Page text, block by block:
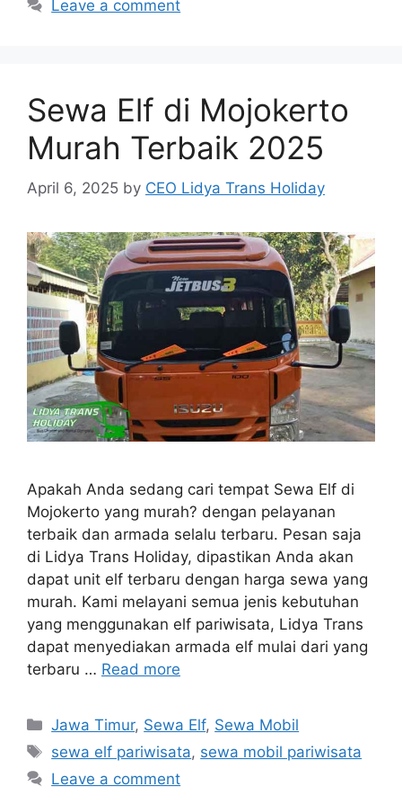
Leave a comment
Sewa Elf di Mojokerto
Murah Terbaik 2025
April 6, 2025 by CEO Lidya Trans Holiday
Apakah Anda sedang cari tempat Sewa Elf di
Mojokerto yang murah? dengan pelayanan
terbaik dan armada selalu terbaru. Pesan saja
di Lidya Trans Holiday, dipastikan Anda akan
dapat unit elf terbaru dengan harga sewa yang
murah. Kami melayani semua jenis kebutuhan
yang menggunakan elf pariwisata, Lidya Trans
dapat menyediakan armada elf mulai dari yang
terbaru … Read more
Categories
Jawa Timur, Sewa Elf, Sewa Mobil
Tags
sewa elf pariwisata, sewa mobil pariwisata
Leave a comment